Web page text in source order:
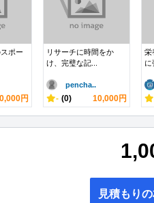
ポー
円
リサーチに時間をか
け、完璧な記...
pencha..
- (0) 10,000円
栄
に
見積もり